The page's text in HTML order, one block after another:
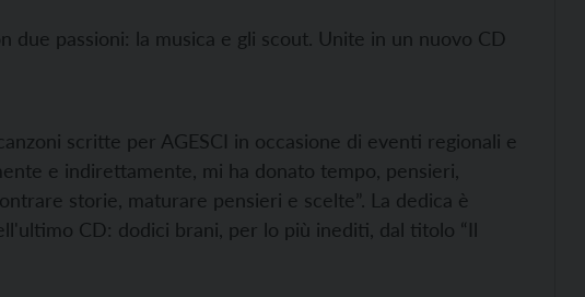
passioni: la musica e gli scout. Unite in un nuovo CD
scritte per AGESCI in occasione di eventi regionali e
e indirettamente, mi ha donato tempo, pensieri,
storie, maturare pensieri e scelte”. La dedica è
CD: dodici brani, per lo più inediti, dal titolo “Il